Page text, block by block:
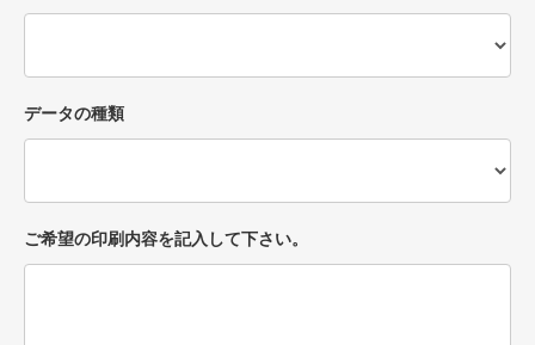
データの種類
ご希望の印刷内容を記入して下さい。